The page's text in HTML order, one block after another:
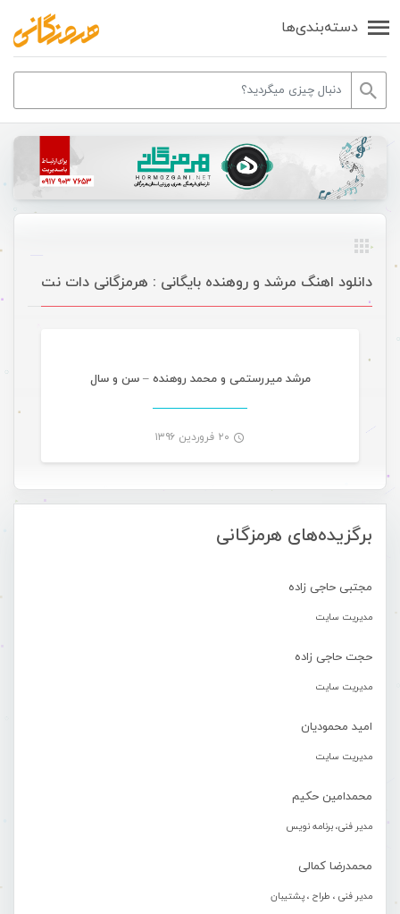
دسته‌بندی‌ها
برگزیده‌های هرمزگانی
مجتبی حاجی زاده
مدیریت سایت
حجت حاجی زاده
مدیریت سایت
امید محمودیان
مدیریت سایت
محمدامین حکیم
مدیر فنی، برنامه نویس
محمدرضا کمالی
مدیر فنی ، طراح ، پشتیبان
دانلود اهنگ مرشد و روهنده بایگانی : هرمزگانی دات نت
مرشد میررستمی و محمد روهنده – سن و سال
۲۰ فروردین ۱۳۹۶